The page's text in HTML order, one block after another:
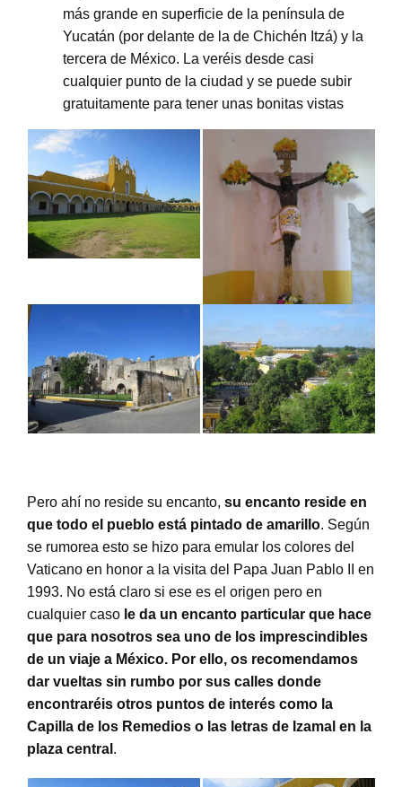
más grande en superficie de la península de
Yucatán (por delante de la de Chichén Itzá) y la
tercera de México. La veréis desde casi
cualquier punto de la ciudad y se puede subir
gratuitamente para tener unas bonitas vistas
Pero ahí no reside su encanto, su encanto reside en
que todo el pueblo está pintado de amarillo. Según
se rumorea esto se hizo para emular los colores del
Vaticano en honor a la visita del Papa Juan Pablo II en
1993. No está claro si ese es el origen pero en
cualquier caso le da un encanto particular que hace
que para nosotros sea uno de los imprescindibles
de un viaje a México. Por ello, os recomendamos
dar vueltas sin rumbo por sus calles donde
encontraréis otros puntos de interés como la
Capilla de los Remedios o las letras de Izamal en la
plaza central .